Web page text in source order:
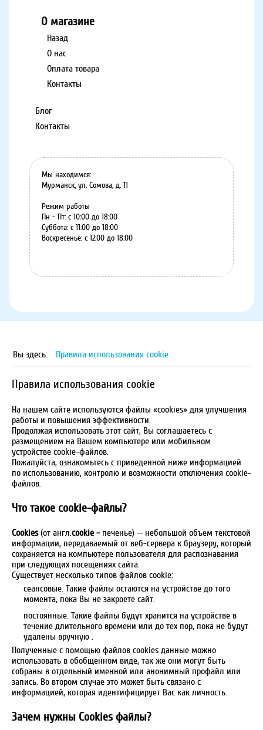
О магазине
Назад
О нас
Оплата товара
Контакты
Блог
Контакты
Мы находимся:
Мурманск, ул. Сомова, д. 11
Режим работы
Пн - Пт: с 10:00 до 18:00
Суббота: с 11:00 до 18:00
Воскресенье: с 12:00 до 18:00
Вы здесь: Правила использования cookie
Правила использования cookie
На нашем сайте используются файлы «cookies» для улучшения
работы и повышения эффективности.
Продолжая использовать этот сайт, Вы соглашаетесь с
размещением на Вашем компьютере или мобильном
устройстве cookie-файлов.
Пожалуйста, ознакомьтесь с приведенной ниже информацией
по использованию, контролю и возможности отключения cookie-
файлов.
Что такое cookie-файлы?
Cookies(от англ.cookie - печенье) — небольшой объем текстовой
информации, передаваемый от веб-сервера к браузеру, который
сохраняется на компьютере пользователя для распознавания
при следующих посещениях сайта.
Существует несколько типов файлов cookie:
сеансовые. Такие файлы остаются на устройстве до того
момента, пока Вы не закроете сайт.
постоянные. Такие файлы будут хранится на устройстве в
течение длительного времени или до тех пор, пока не будут
удалены вручную .
Полученные с помощью файлов cookies данные можно
использовать в обобщенном виде, так же они могут быть
собраны в отдельный именной или анонимный профайл или
запись. Во втором случае это может быть связано с
информацией, которая идентифицирует Вас как личность.
Зачем нужны Cookies файлы?